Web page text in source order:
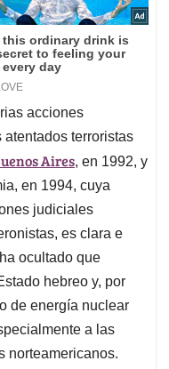
acciones
atentados terroristas
Aires, en 1992, y
en 1994, cuya
judiciales
es clara e
ocultado que
hebreo y, por
de energía nuclear
a las
norteamericanos.